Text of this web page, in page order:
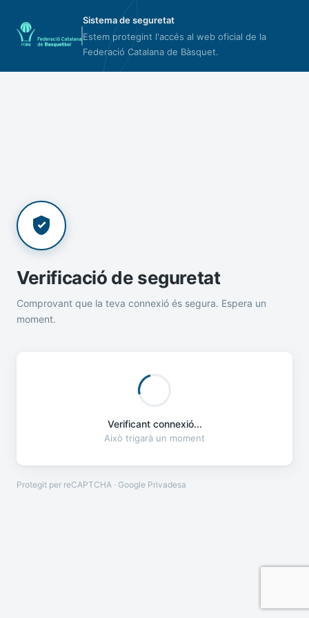
Sistema de seguretat
Estem protegint l'accés al web oficial de la
Federació Catalana de Bàsquet.
Verificació de seguretat
Comprovant que la teva connexió és segura. Espera un
moment.
Verificant connexió...
Això trigarà un moment
Protegit per reCAPTCHA · Google Privadesa